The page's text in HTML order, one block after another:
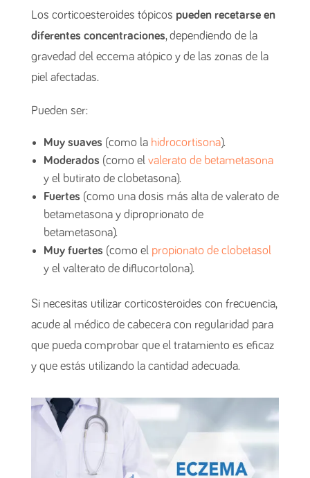
Los corticoesteroides tópicos pueden recetarse en
diferentes concentraciones, dependiendo de la
gravedad del eccema atópico y de las zonas de la
piel afectadas.
Pueden ser:
Muy suaves (como la hidrocortisona).
Moderados (como el valerato de betametasona
y el butirato de clobetasona).
Fuertes (como una dosis más alta de valerato de
betametasona y diproprionato de
betametasona).
Muy fuertes (como el propionato de clobetasol
y el valterato de diflucortolona).
Si necesitas utilizar corticosteroides con frecuencia,
acude al médico de cabecera con regularidad para
que pueda comprobar que el tratamiento es eficaz
y que estás utilizando la cantidad adecuada.